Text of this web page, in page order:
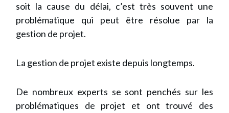
soit la cause du délai, c’est très souvent une
problématique qui peut être résolue par la
gestion de projet.
La gestion de projet existe depuis longtemps.
De nombreux experts se sont penchés sur les
problématiques de projet et ont trouvé des